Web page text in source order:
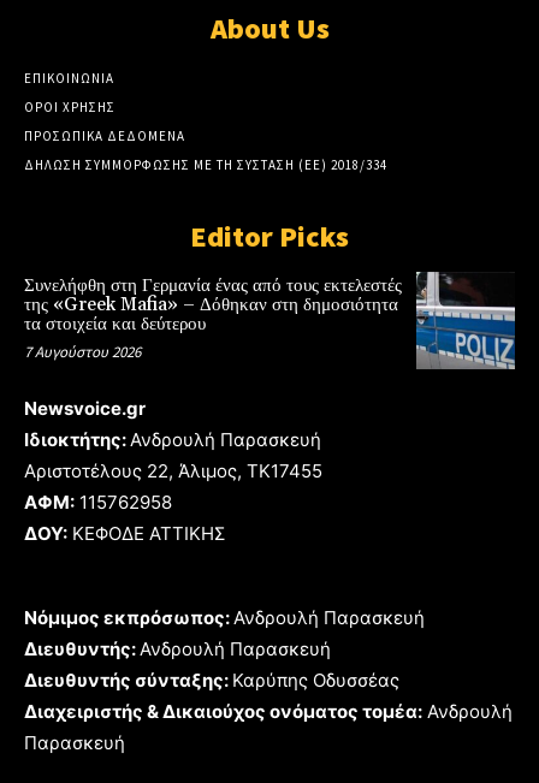
About Us
ΕΠΙΚΟΙΝΩΝΙΑ
ΟΡΟΙ ΧΡΗΣΗΣ
ΠΡΟΣΩΠΙΚΑ ΔΕΔΟΜΕΝΑ
ΔΗΛΩΣΗ ΣΥΜΜΟΡΦΩΣΗΣ ΜΕ ΤΗ ΣΥΣΤΑΣΗ (ΕΕ) 2018/334
Editor Picks
Συνελήφθη στη Γερμανία ένας από τους εκτελεστές
της «Greek Mafia» – Δόθηκαν στη δημοσιότητα
τα στοιχεία και δεύτερου
7 Αυγούστου 2026
Newsvoice.gr
Ιδιοκτήτης:Ανδρουλή Παρασκευή
Αριστοτέλους 22, Άλιμος, TK17455
ΑΦΜ: 115762958
ΔΟΥ: ΚΕΦΟΔΕ ΑΤΤΙΚΗΣ
Νόμιμος εκπρόσωπος:Ανδρουλή Παρασκευή
Διευθυντής:Ανδρουλή Παρασκευή
Διευθυντής σύνταξης: Καρύπης Οδυσσέας
Διαχειριστής & Δικαιούχος ονόματος τομέα: Ανδρουλή
Παρασκευή